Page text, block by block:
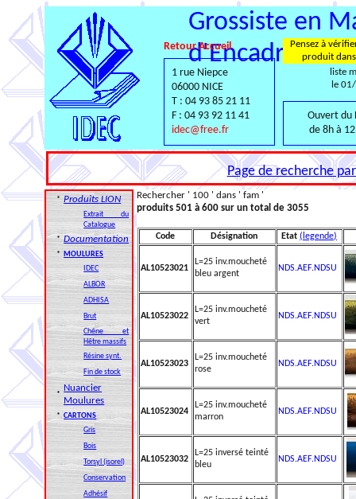
liste
le
Grossiste en
1 rue Niepce
06000 NICE
T : 04 93 85 21 11
F : 04 93 92 11 41
idec@free.fr
Ouvert du
de 8h à
Pensez à
produit
Retour Accueil
Page de recherche
* Produits LION
Extrait du
Catalogue
* Documentation
* MOULURES
IDEC
ALBOR
ADHISA
Brut
Chêne et
Hêtre massifs
Résine synt.
Fin de stock
*
Nuancier
Moulures
* CARTONS
Gris
Bois
Torsyl (isorel)
Conservation
Adhésif
Rechercher ' 100 ' dans ' fam '
produits 501 à 600 sur un total de 3055
Code Désignation Etat(legende)
AL10523021
L=25 inv.moucheté
bleu argent
NDS.AEF.NDSU
AL10523022
L=25 inv.moucheté
vert
NDS.AEF.NDSU
AL10523023
L=25 inv.moucheté
rose
NDS.AEF.NDSU
AL10523024
L=25 inv.moucheté
marron
NDS.AEF.NDSU
AL10523032
L=25 inversé teinté
bleu
NDS.AEF.NDSU